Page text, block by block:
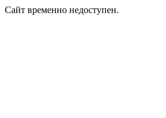
Сайт временно недоступен.